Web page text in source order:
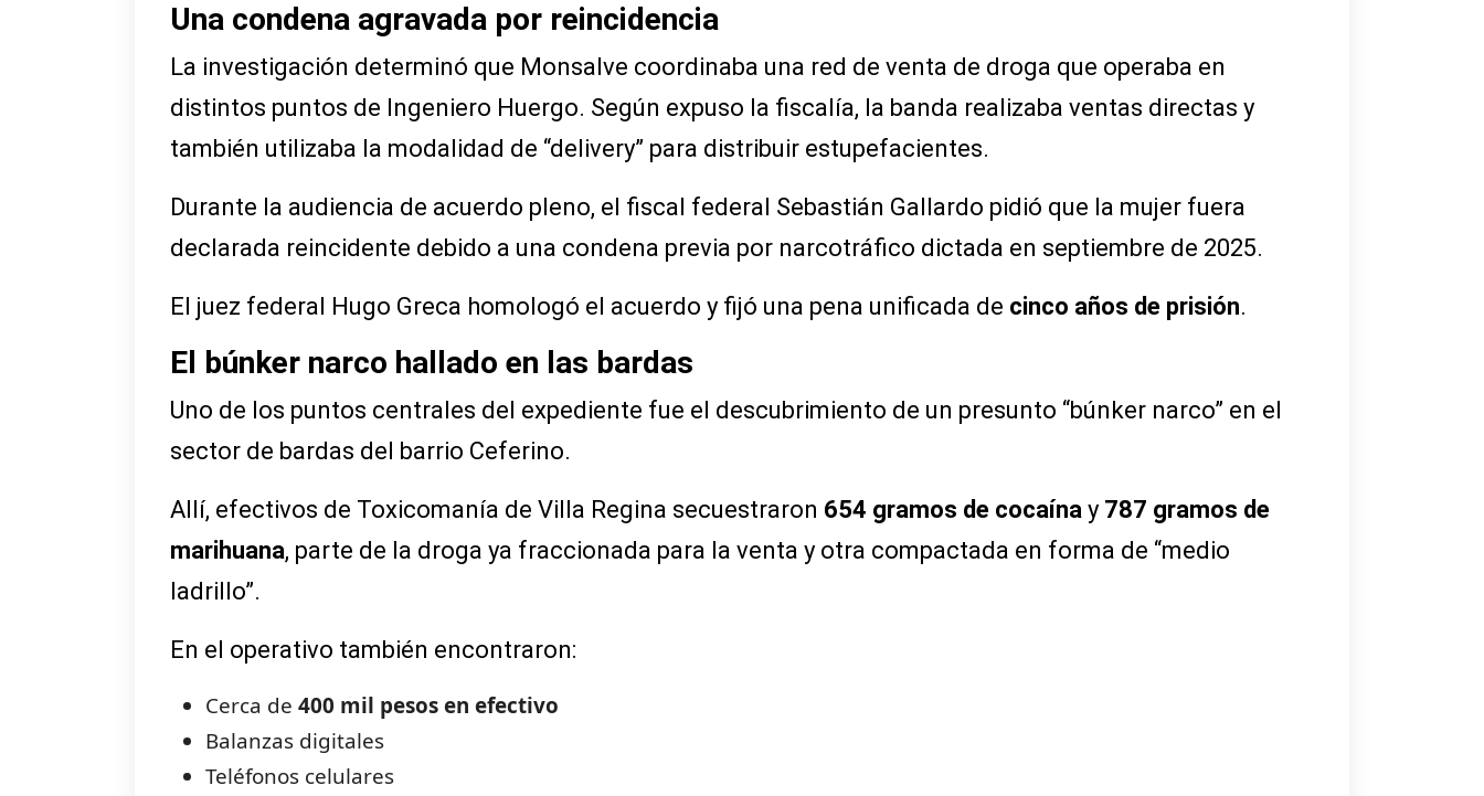
Una condena agravada por reincidencia
La investigación determinó que Monsalve coordinaba una red de venta de droga que operaba en
distintos puntos de Ingeniero Huergo. Según expuso la fiscalía, la banda realizaba ventas directas y
también utilizaba la modalidad de “delivery” para distribuir estupefacientes.
Durante la audiencia de acuerdo pleno, el fiscal federal Sebastián Gallardo pidió que la mujer fuera
declarada reincidente debido a una condena previa por narcotráfico dictada en septiembre de 2025.
El juez federal Hugo Greca homologó el acuerdo y fijó una pena unificada de cinco años de prisión.
El búnker narco hallado en las bardas
Uno de los puntos centrales del expediente fue el descubrimiento de un presunto “búnker narco” en el
sector de bardas del barrio Ceferino.
Allí, efectivos de Toxicomanía de Villa Regina secuestraron 654 gramos de cocaína y 787 gramos de
marihuana, parte de la droga ya fraccionada para la venta y otra compactada en forma de “medio
ladrillo”.
En el operativo también encontraron:
Cerca de 400 mil pesos en efectivo
Balanzas digitales
Teléfonos celulares